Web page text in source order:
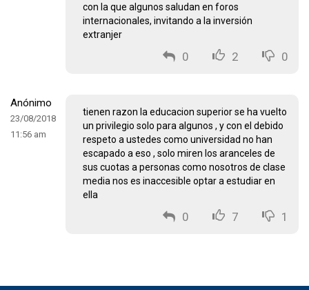
con la que algunos saludan en foros
internacionales, invitando a la inversión
extranjer
0 2 0
Anónimo
23/08/2018
11:56 am
tienen razon la educacion superior se ha vuelto
un privilegio solo para algunos , y con el debido
respeto a ustedes como universidad no han
escapado a eso , solo miren los aranceles de
sus cuotas a personas como nosotros de clase
media nos es inaccesible optar a estudiar en
ella
0 7 1